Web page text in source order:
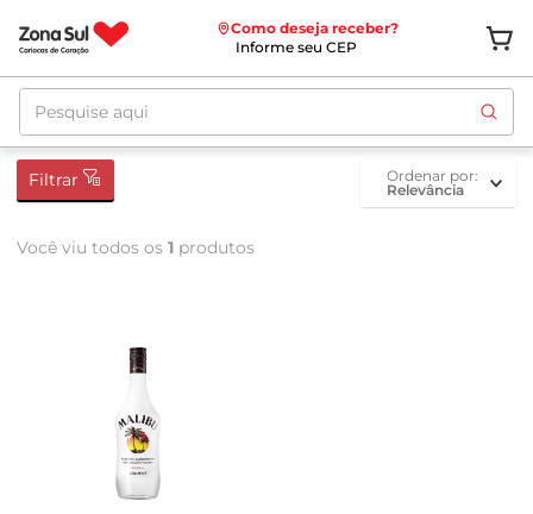
Como deseja receber?
Informe seu CEP
Pesquise aqui
Filtrar
ordenar por
Relevância
Você viu todos os 1 produtos